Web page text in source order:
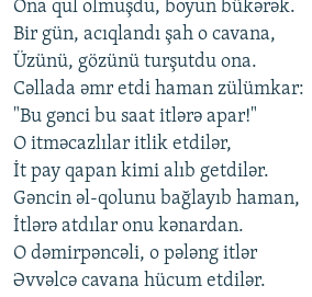
Ona qul olmuşdu, boyun bükərək.
Bir gün, acıqlandı şah o cavana,
Üzünü, gözünü turşutdu ona.
Cəllada əmr etdi haman zülümkar:
"Bu gənci bu saat itlərə apar!"
O itməcazlılar itlik etdilər,
İt pay qapan kimi alıb getdilər.
Gəncin əl-qolunu bağlayıb haman,
İtlərə atdılar onu kənardan.
O dəmirpəncəli, o pələng itlər
Əvvəlcə cavana hücum etdilər.